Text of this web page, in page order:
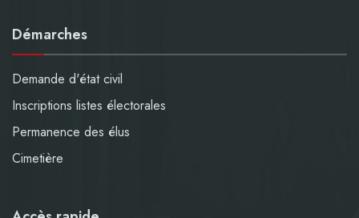
Démarches
Demande d'état civil
Inscriptions listes électorales
Permanence des élus
Cimetière